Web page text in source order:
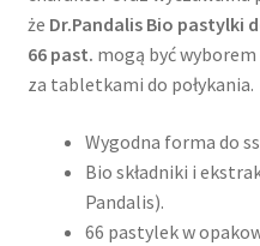
że Dr.Pandalis Bio pastylki
66 past. mogą być
za tabletkami do połykania.
Wygodna forma do
Bio składniki i
Pandalis).
66 pastylek w